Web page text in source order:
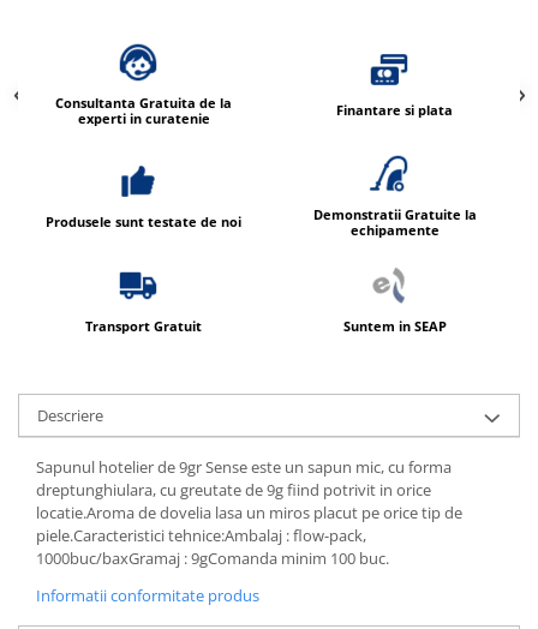
Dispensere rola prosop hartie
Dispensere servetele masa,
servetele faciale
Uscatoare de maini si par
Produse ingrijire personala
Sapun solid
Sapun spuma
Consumabile hartie
Acoperitori toaleta
Cearceaf hartie & cearceaf hartie
Hartie igienica
Consultanta Gratuita de la
experti in curatenie
Finantare si plata
Produsele sunt testate de noi
Demonstratii Gratuite la
echipamente
Transport Gratuit Suntem in SEAP
Descriere
Sapunul hotelier de 9gr Sense este un sapun mic, cu forma
dreptunghiulara, cu greutate de 9g fiind potrivit in orice
locatie.Aroma de dovelia lasa un miros placut pe orice tip de
piele.Caracteristici tehnice:Ambalaj : flow-pack,
1000buc/baxGramaj : 9gComanda minim 100 buc.
Informatii conformitate produs